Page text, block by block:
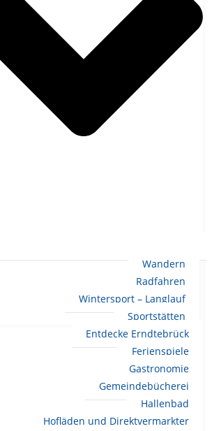
Wandern
Radfahren
Wintersport – Langlauf
Sportstätten
Entdecke Erndtebrück
Ferienspiele
Gastronomie
Gemeindebücherei
Hallenbad
Hofläden und Direktvermarkter